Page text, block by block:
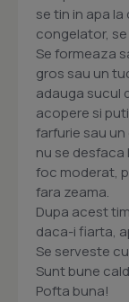
se tin in apa
congelator,
Se formeaza
gros sau un
adauga sucul
acopere si
farfurie sau
nu se desfaca
foc moderat,
fara zeama.
Dupa acest
daca-i fiarta,
Se serveste
Sunt bune
Pofta buna!